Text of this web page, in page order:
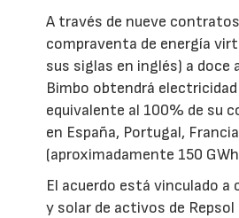
A través de nueve
compraventa de energía
sus siglas en inglés) a doce
Bimbo obtendrá
equivalente al 100% de su
en España, Portugal,
(aproximadamente 150
El acuerdo está vinculado a
y solar de activos de Repsol